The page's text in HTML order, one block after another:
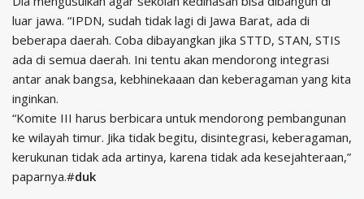
luar jawa. “IPDN, sudah tidak lagi di Jawa Barat, ada di
beberapa daerah. Coba dibayangkan jika STTD, STAN, STIS
ada di semua daerah. Ini tentu akan mendorong integrasi
antar anak bangsa, kebhinekaaan dan keberagaman yang kita
inginkan.
“Komite III harus berbicara untuk mendorong pembangunan
ke wilayah timur. Jika tidak begitu, disintegrasi, keberagaman,
kerukunan tidak ada artinya, karena tidak ada kesejahteraan,”
paparnya.#duk